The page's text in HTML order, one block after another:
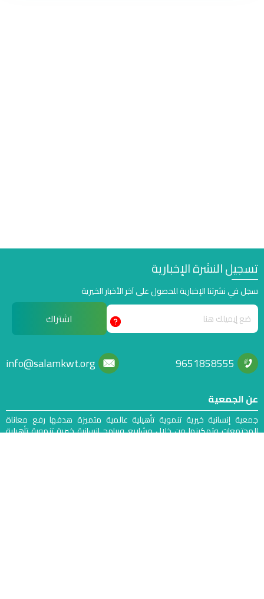
النشرة الإخبارية
في نشرتنا الإخبارية للحصول على آخر الأخبار الخيرية
اشتراك
9651858555
info@salamkwt.org
الجمعية
إنسانية خيرية تنموية تأهيلية عالمية متميزة هدفها رفع معاناة
وتمكينها من خلال مشاريع وبرامج إنسانية خيرية تنموية تأهيلية